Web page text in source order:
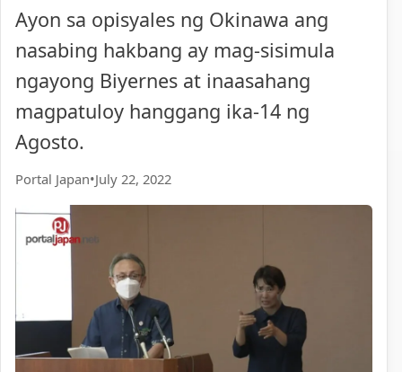
Ayon sa opisyales ng Okinawa ang
nasabing hakbang ay mag-sisimula
ngayong Biyernes at inaasahang
magpatuloy hanggang ika-14 ng
Agosto.
Portal Japan•July 22, 2022